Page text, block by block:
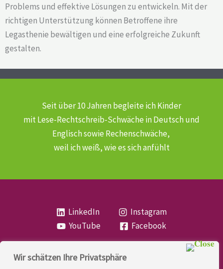
Wir schätzen Ihre Privatsphäre
Problems und effektive Lösungen zu entwickeln. Mit der
richtigen Unterstützung können Betroffene ihre
Legasthenie bewältigen und eine erfolgreiche Zukunft
gestalten.
Seit über 10 Jahren begleite ich Kinder
mit Lese-Rechtschreib-Schwächein Deutsch und
Englisch sowie Rechenschwäche,
weil ich weiß, wie es sich anfühlt
LinkedIn
Instagram
YouTube
Facebook